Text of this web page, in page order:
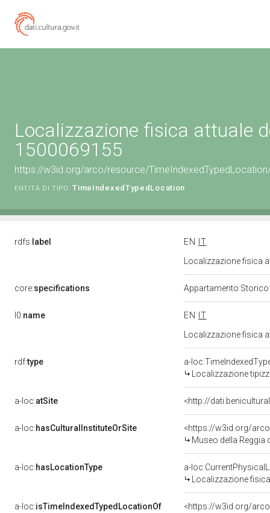
Localizzazione fisica attuale
1500069155
https://w3id.org/arco/resource/
ENTITÀ DI TIPO: TimeIndexedTypedLocation
rdfs: label EN
IT
Localizzazione fisica
core:specifications Appartamento Storico
l0:name EN
IT
Localizzazione fisica
rdf:type
a-
Localizzazione
a-loc:atSite <http://
a-loc:hasCulturalInstituteOrSite
<https://w3id.org/
Museo della Reggia
a-loc:hasLocationType
a-
Localizzazione
a-loc:isTimeIndexedTypedLocationOf
<https://w3id.org/